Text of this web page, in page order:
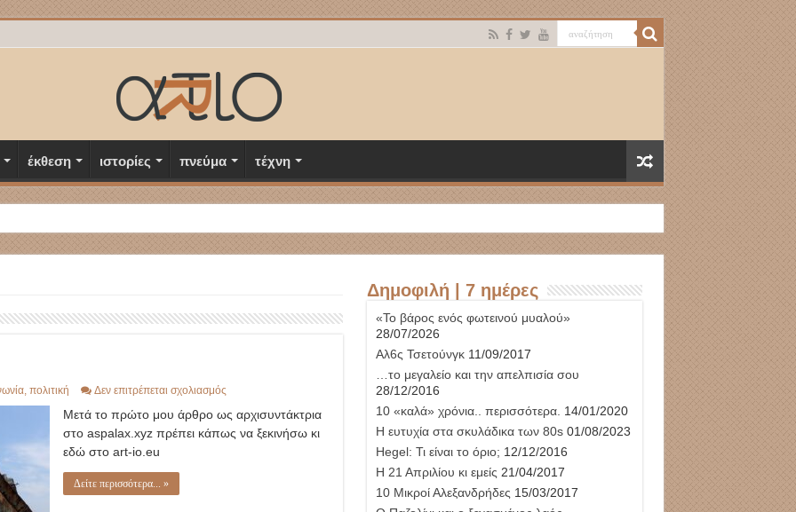
έκθεση ιστορίες πνεύμα τέχνη
, πολιτική Δεν επιτρέπεται σχολιασμόςστο
ναυάγιο
Μετά το πρώτο μου άρθρο ως αρχισυντάκτρια
στο aspalax.xyz πρέπει κάπως να ξεκινήσω κι
εδώ στο art-io.eu
Δείτε περισσότερα... »
Δημοφιλή | 7 ημέρες
«Το βάρος ενός φωτεινού μυαλού»
28/07/2026
Αλ6ς Τσετούνγκ11/09/2017
…το μεγαλείο και την απελπισία σου
28/12/2016
10 «καλά» χρόνια.. περισσότερα. 14/01/2020
Η ευτυχία στα σκυλάδικα των 80s01/08/2023
Hegel: Τι είναι το όριο; 12/12/2016
Η 21 Απριλίου κι εμείς 21/04/2017
10 Μικροί Αλεξανδρήδες 15/03/2017